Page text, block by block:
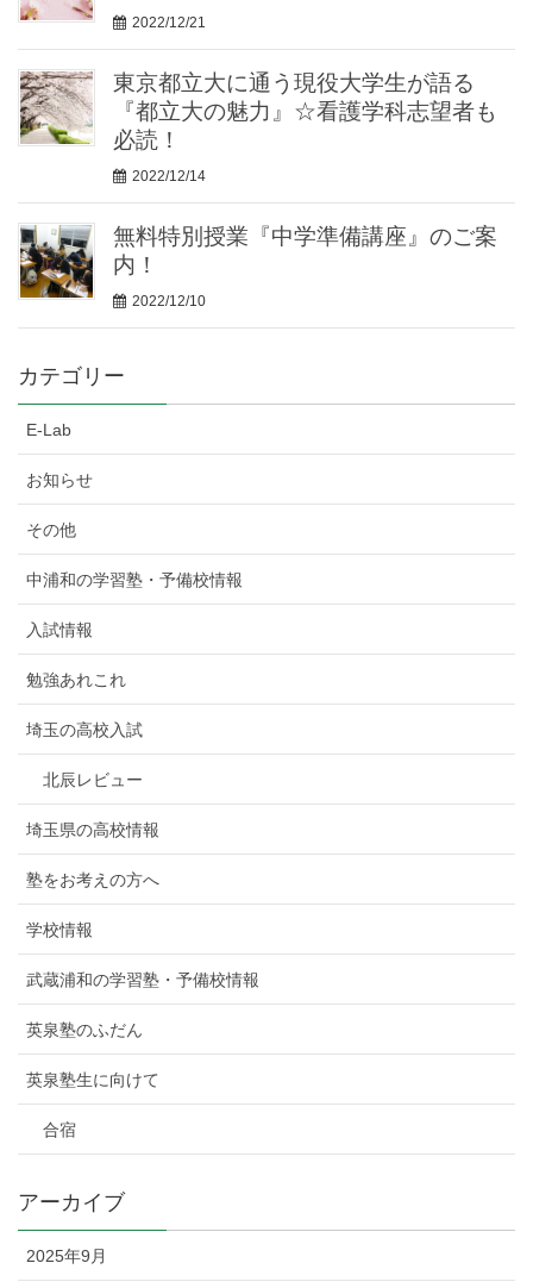
2022/12/21
東京都立大に通う現役大学生が語る
『都立大の魅力』☆看護学科志望者も
必読！
2022/12/14
無料特別授業『中学準備講座』のご案
内！
2022/12/10
カテゴリー
E-Lab
お知らせ
その他
中浦和の学習塾・予備校情報
入試情報
勉強あれこれ
埼玉の高校入試
北辰レビュー
埼玉県の高校情報
塾をお考えの方へ
学校情報
武蔵浦和の学習塾・予備校情報
英泉塾のふだん
英泉塾生に向けて
合宿
アーカイブ
2025年9月